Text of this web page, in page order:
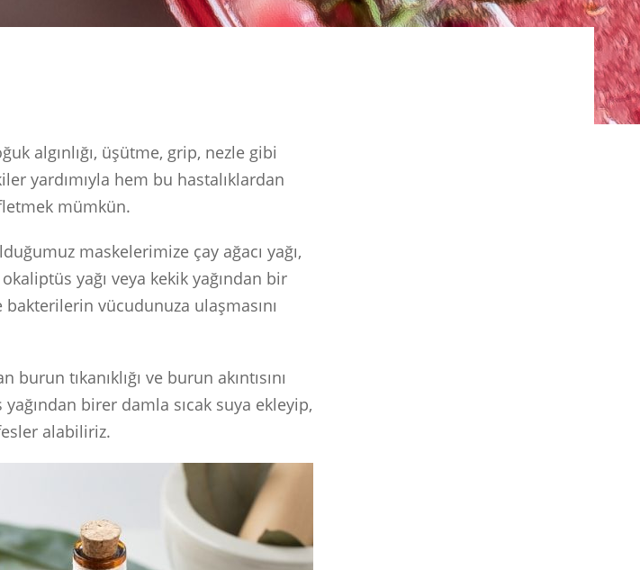
algınlığı, üşütme, grip, nezle gibi
yardımıyla hem bu hastalıklardan
mümkün.
maskelerimize çay ağacı yağı,
okaliptüs yağı veya kekik yağından bir
vücudunuza ulaşmasını
tıkanıklığı ve burun akıntısını
birer damla sıcak suya ekleyip,
alabiliriz.